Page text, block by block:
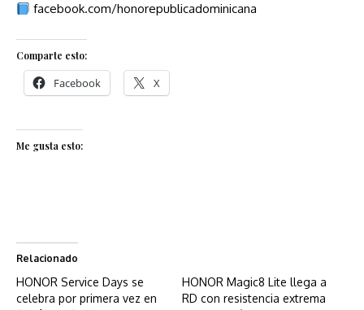
facebook.com/honorepublicadominicana
Comparte esto:
Facebook X
Me gusta esto:
Relacionado
HONOR Service Days se
celebra por primera vez en
HONOR Magic8 Lite llega a
RD con resistencia extrema